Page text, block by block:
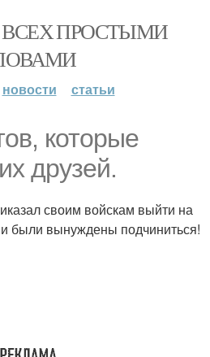
ПРОСТЫМИ
новости статьи
которые
друзей.
своим войскам выйти на
были вынуждены подчиниться!